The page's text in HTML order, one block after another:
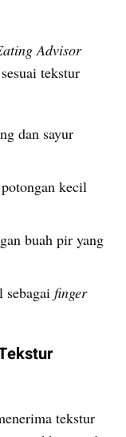
Advisor
tekstur
dan sayur
kecil
buah pir yang
sebagai finger
tekstur